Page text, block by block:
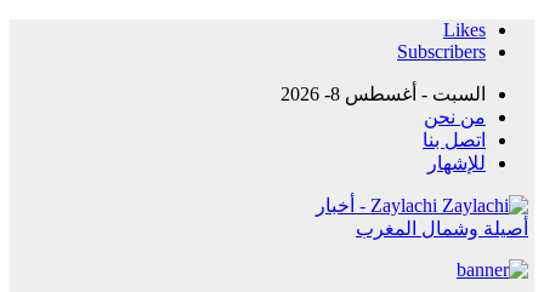
Likes
Subscribers
السبت - أغسطس 8- 2026
من نحن
اتصل بنا
للإشهار
Zaylachi - أخبار
أصيلة وشمال المغرب